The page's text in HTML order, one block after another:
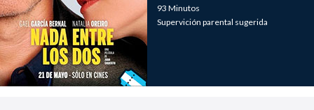
93 Minutos
Supervición parental sugerida